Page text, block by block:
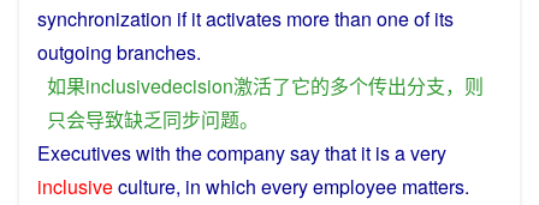
synchronization if itactivates morethan one of its
outgoing branches.
如果inclusivedecision激活了它的多个传出分支， 则
只会导致缺乏同步问题。
Executiveswith thecompanysaythat it isavery
inclusiveculture, in which everyemployee matters.